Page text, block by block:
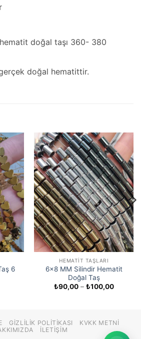
doğal taşı 360- 380
doğal hematittir.
6
HEMATIT TAŞLARI
6×8 MM Silindir Hematit
Doğal Taş
₺90,00 – ₺100,00Fiyat
GIZLILIK POLITIKASI
KVKK METNI
İLETIŞIM